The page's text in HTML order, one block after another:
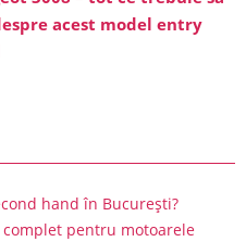
acest model entry
hand în București?
complet pentru motoarele